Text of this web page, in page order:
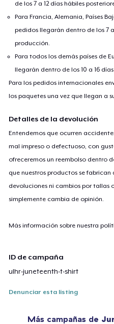
de los 7 a 12 días hábiles
Para Francia, Alemania, Países
pedidos llegarán dentro de los 7
producción.
Para todos los demás países de
llegarán dentro de los 10 a 16
Para los pedidos internacionales
los paquetes una vez que llegan a
Detalles de la devolución
Entendemos que ocurren
mal impreso o defectuoso, con
ofreceremos un reembolso dentro
que nuestros productos se
devoluciones ni cambios por tallas
simplemente cambia de opinión.
Más información sobre nuestra
ID de campaña
ulhr-juneteenth-t-shirt
Denunciar esta listing
Más campañas de